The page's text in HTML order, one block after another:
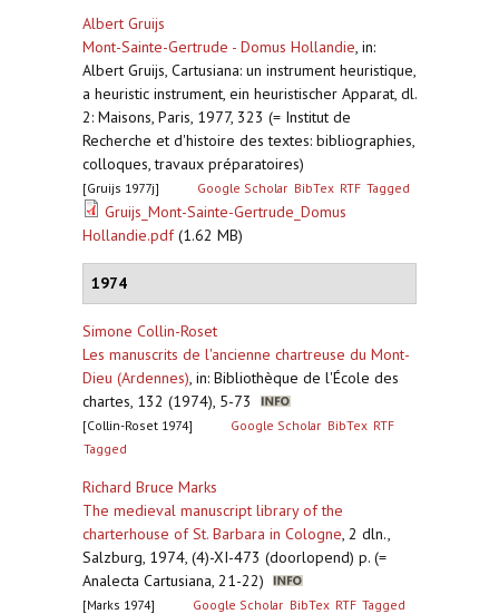
Albert Gruijs
Mont-Sainte-Gertrude - Domus Hollandie, in:
Albert Gruijs, Cartusiana: un instrument heuristique,
a heuristic instrument, ein heuristischer Apparat, dl.
2: Maisons, Paris, 1977, 323 (= Institut de
Recherche et d'histoire des textes: bibliographies,
colloques, travaux préparatoires)
[Gruijs 1977j] Google Scholar BibTex RTF Tagged
Gruijs_Mont-Sainte-Gertrude_Domus
Hollandie.pdf(1.62 MB)
1974
Simone Collin-Roset
Les manuscrits de l'ancienne chartreuse du Mont-
Dieu (Ardennes), in: Bibliothèque de l'École des
chartes, 132 (1974), 5-73
[Collin-Roset 1974] Google Scholar BibTex RTF
Tagged
Richard Bruce Marks
The medieval manuscript library of the
charterhouse of St. Barbara in Cologne, 2 dln.,
Salzburg, 1974, (4)-XI-473 (doorlopend) p. (=
Analecta Cartusiana, 21-22)
[Marks 1974] Google Scholar BibTex RTF Tagged